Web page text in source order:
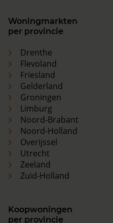
Woningmarkten
per provincie
Drenthe
Flevoland
Friesland
Gelderland
Groningen
Limburg
Noord-Brabant
Noord-Holland
Overijssel
Utrecht
Zeeland
Zuid-Holland
Koopwoningen
per provincie